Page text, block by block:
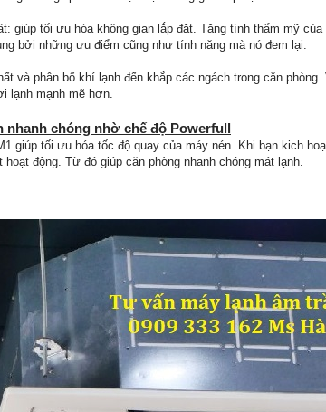
giúp tối ưu hóa không gian lắp đặt. Tăng tính thẩm mỹ
bởi những ưu điểm cũng như tính năng mà nó đem lại.
và phân bố khí lạnh đến khắp các ngách trong căn
lạnh mạnh mẽ hơn.
nhanh chóng nhờ chế độ Powerfull
giúp tối ưu hóa tốc độ quay của máy nén. Khi bạn kich
động. Từ đó giúp căn phòng nhanh chóng mát lạnh.